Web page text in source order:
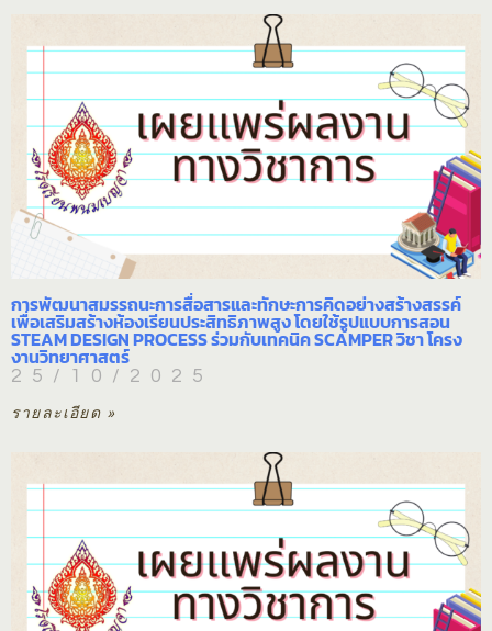
การพัฒนาสมรรถนะการสื่อสารและทักษะการคิดอย่างสร้างสรรค์
เพื่อเสริมสร้างห้องเรียนประสิทธิภาพสูง โดยใช้รูปแบบการสอน
STEAM DESIGN PROCESS ร่วมกับเทคนิค SCAMPER วิชา โครง
งานวิทยาศาสตร์
25/10/2025
รายละเอียด »